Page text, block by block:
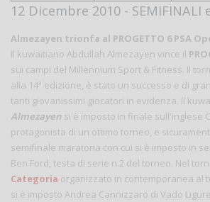
12 Dicembre 2010 - SEMIFINALI
Almezayen trionfa al PROGETTO 6 PSA
Il kuwaitiano Abdullah Almezayen vince il
sui campi del Millennium Sport & Fitness. Il
alla 14ª edizione, è stato un successo e di
tanti giovanissimi giocatori in evidenza. Il
Almezayen si è imposto in finale sull'inglese
protagonista di un ottimo torneo, e
semifinale maratona con cui si è imposto in
Ben Ford, testa di serie n.2 del torneo. Nel
Categoria organizzato in contemporanea al
si è imposto Andrea Cannizzaro di Vado